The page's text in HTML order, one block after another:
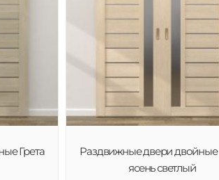
Грета
Раздвижные двери двойные
ясень светлый